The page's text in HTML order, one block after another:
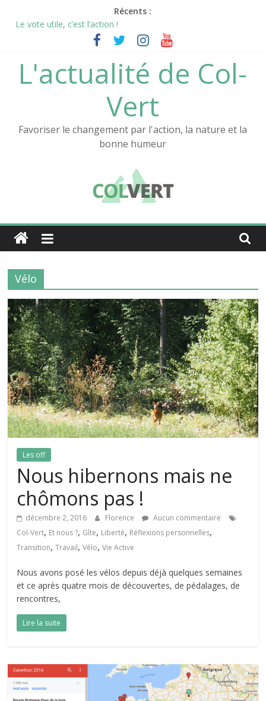
Récents :
Le vote utile, c’est l’action !
Le sas de décompression: un écolieu Col-Vert
L’aventure Col-Vert continue !
La nouvelle vidéo de Col-Vert est en ligne !
Notre documentaire sur l’Atelier au festival des films positifs !
L'actualité de Col-
Vert
Favoriser le changement par l'action, la nature et la
bonne humeur
Vélo
Les off
Nous hibernons mais ne
chômons pas !
décembre 2, 2016 Florence
Aucun commentaire
Col-Vert, Et nous ?, Gîte, Liberté, Réflexions personnelles,
Transition,Travail,Vélo,Vie Active
Nous avons posé les vélos depuis déjà quelques semaines
et ce après quatre mois de découvertes, de pédalages, de
rencontres,
Lire la suite